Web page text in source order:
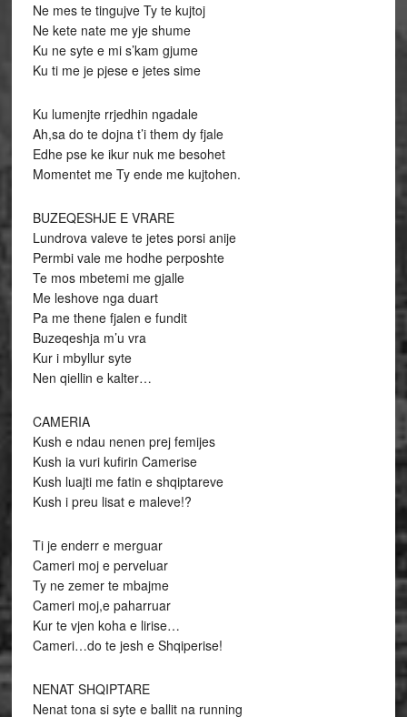
Ne mes te tingujve Ty te kujtoj
Ne kete nate me yje shume
Ku ne syte e mi s’kam gjume
Ku ti me je pjese e jetes sime
Ku lumenjte rrjedhin ngadale
Ah,sa do te dojna t’i them dy fjale
Edhe pse ke ikur nuk me besohet
Momentet me Ty ende me kujtohen.
BUZEQESHJE E VRARE
Lundrova valeve te jetes porsi anije
Permbi vale me hodhe perposhte
Te mos mbetemi me gjalle
Me leshove nga duart
Pa me thene fjalen e fundit
Buzeqeshja m’u vra
Kur i mbyllur syte
Nen qiellin e kalter…
CAMERIA
Kush e ndau nenen prej femijes
Kush ia vuri kufirin Camerise
Kush luajti me fatin e shqiptareve
Kush i preu lisat e maleve!?
Ti je enderr e merguar
Cameri moj e perveluar
Ty ne zemer te mbajme
Cameri moj,e paharruar
Kur te vjen koha e lirise…
Cameri…do te jesh e Shqiperise!
NENAT SHQIPTARE
Nenat tona si syte e ballit na running